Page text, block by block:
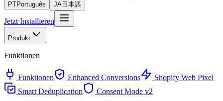
PTPortuguês JA 日本語
Jetzt Installieren
Produkt
Funktionen
Funktionen Enhanced Conversions
Shopify Web Pixel
Smart Deduplication
Consent Mode v2